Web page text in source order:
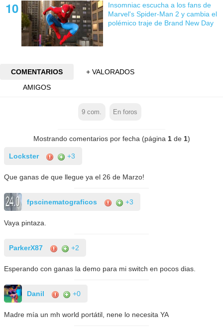
Insomniac escucha a los fans de
Marvel's Spider-Man 2 y cambia el
polémico traje de Brand New Day
COMENTARIOS
+ VALORADOS
AMIGOS
9 com. En foros
Mostrando comentarios por fecha (página 1de 1)
Lockster +3
Que ganas de que llegue ya el 26 de Marzo!
fpscinematograficos +3
Vaya pintaza.
ParkerX87 +2
Esperando con ganas la demo para mi switch en pocos dias.
Danil +0
Madre mía un mh world portátil, nene lo necesita YA